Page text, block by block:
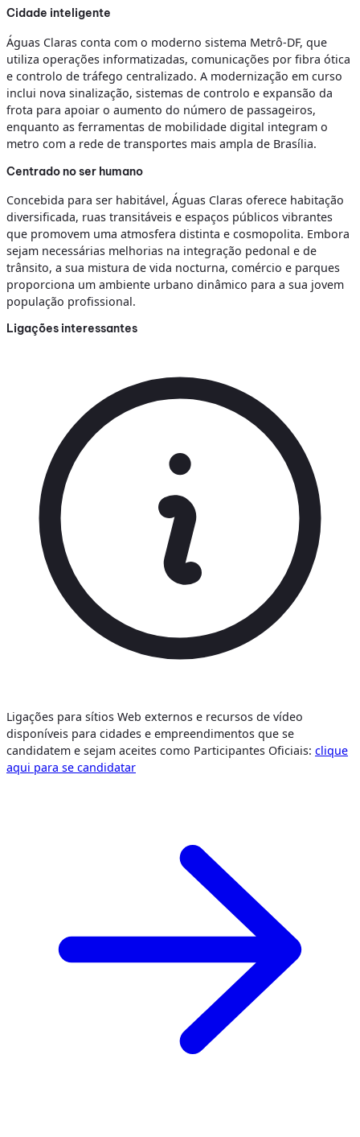
Cidade inteligente
Águas Claras conta com o moderno sistema Metrô-DF, que
utiliza operações informatizadas, comunicações por fibra ótica
e controlo de tráfego centralizado. A modernização em curso
inclui nova sinalização, sistemas de controlo e expansão da
frota para apoiar o aumento do número de passageiros,
enquanto as ferramentas de mobilidade digital integram o
metro com a rede de transportes mais ampla de Brasília.
Centrado no ser humano
Concebida para ser habitável, Águas Claras oferece habitação
diversificada, ruas transitáveis e espaços públicos vibrantes
que promovem uma atmosfera distinta e cosmopolita. Embora
sejam necessárias melhorias na integração pedonal e de
trânsito, a sua mistura de vida nocturna, comércio e parques
proporciona um ambiente urbano dinâmico para a sua jovem
população profissional.
Ligações interessantes
Ligações para sítios Web externos e recursos de vídeo
disponíveis para cidades e empreendimentos que se
candidatem e sejam aceites como Participantes Oficiais: clique
aqui para se candidatar